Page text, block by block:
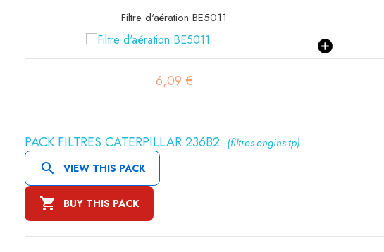
Filtre à air sécurité SA16302
17,72 €
PACK FILTRES CATERPILLAR 236B2 (filtres-engins-tp)
 VIEW THIS PACK
 BUY THIS PACK